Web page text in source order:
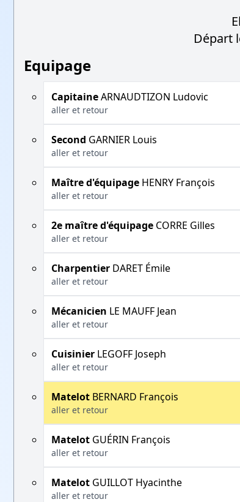
Départ
Equipage
CapitaineARNAUDTIZON Ludovic
aller et retour
Second GARNIER Louis
aller et retour
Maître d'équipage HENRY François
aller et retour
2e maître d'équipage CORRE Gilles
aller et retour
Charpentier DARET Émile
aller et retour
Mécanicien LE MAUFF Jean
aller et retour
Cuisinier LEGOFF Joseph
aller et retour
Matelot BERNARD François
aller et retour
Matelot GUÉRIN François
aller et retour
Matelot GUILLOT Hyacinthe
aller et retour